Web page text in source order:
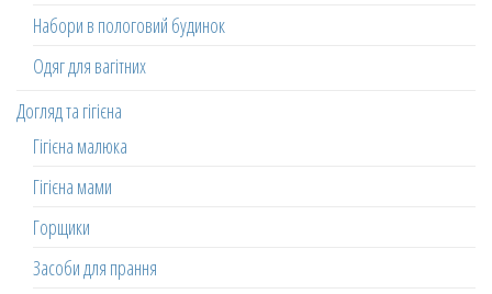
Набори в пологовий будинок
Одяг для вагітних
Догляд та гігієна
Гігієна малюка
Гігієна мами
Горщики
Засоби для прання